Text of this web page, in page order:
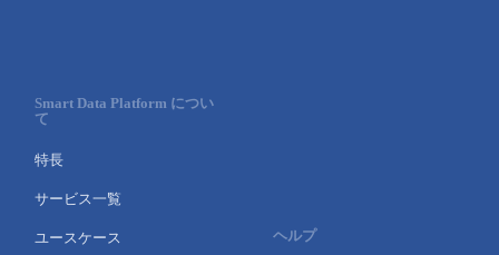
Smart Data Platform につい
て
特長
サービス一覧
ユースケース ヘルプ